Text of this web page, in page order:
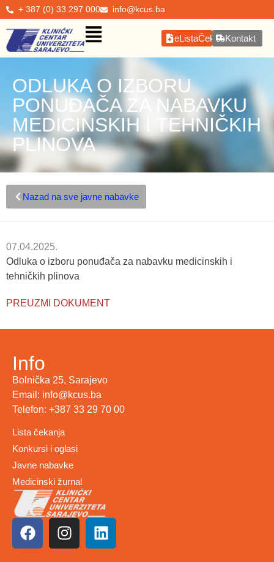
+ 387 (0) 33 297 000 info@kcus.ba
eListaČekanjaKontakt
ODLUKA O IZBORU
PONUĐAČA ZA NABAVKU
MEDICINSKIH I TEHNIČKIH
PLINOVA
Nazad na sve javne nabavke
07.04.2025.
Odluka o izboru ponuđača za nabavku medicinskih i
tehničkih plinova
PREUZMI DOKUMENT
Info
Bolnička 25, Sarajevo
Email: info@kcus.ba
Telefon: +387 33 29 70 00
Lista čekanja
Konkursi i oglasi
Javne nabavke
Medicinski žurnal